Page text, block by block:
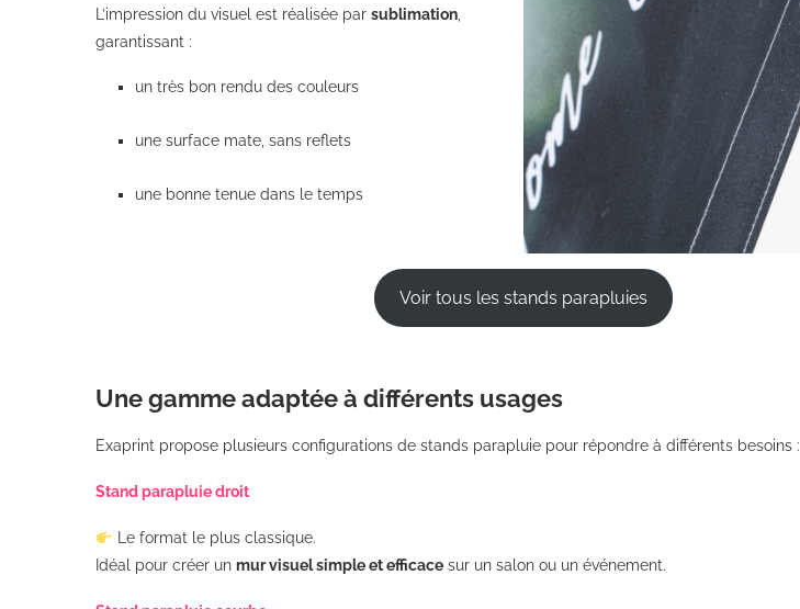
L’impression du visuel est réalisée par sublimation,
garantissant :
un très bon rendu des couleurs
une surface mate, sans reflets
une bonne tenue dans le temps
Voir tous les stands parapluies
Une gamme adaptée à différents usages
Exaprint propose plusieurs configurations de stands parapluie pour répondre à différents besoins :
Stand parapluie droit
Le format le plus classique.
Idéal pour créer un mur visuel simple et efficace sur un salon ou un événement.